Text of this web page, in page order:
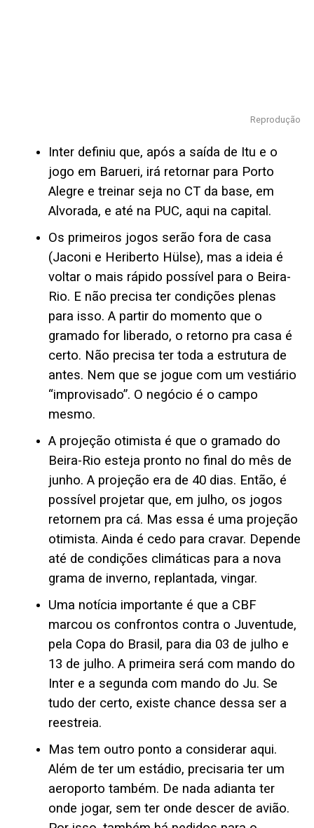
Reprodução
Inter definiu que, após a saída de Itu e o
jogo em Barueri, irá retornar para Porto
Alegre e treinar seja no CT da base, em
Alvorada, e até na PUC, aqui na capital.
Os primeiros jogos serão fora de casa
(Jaconi e Heriberto Hülse), mas a ideia é
voltar o mais rápido possível para o Beira-
Rio. E não precisa ter condições plenas
para isso. A partir do momento que o
gramado for liberado, o retorno pra casa é
certo. Não precisa ter toda a estrutura de
antes. Nem que se jogue com um vestiário
“improvisado”. O negócio é o campo
mesmo.
A projeção otimista é que o gramado do
Beira-Rio esteja pronto no final do mês de
junho. A projeção era de 40 dias. Então, é
possível projetar que, em julho, os jogos
retornem pra cá. Mas essa é uma projeção
otimista. Ainda é cedo para cravar. Depende
até de condições climáticas para a nova
grama de inverno, replantada, vingar.
Uma notícia importante é que a CBF
marcou os confrontos contra o Juventude,
pela Copa do Brasil, para dia 03 de julho e
13 de julho. A primeira será com mando do
Inter e a segunda com mando do Ju. Se
tudo der certo, existe chance dessa ser a
reestreia.
Mas tem outro ponto a considerar aqui.
Além de ter um estádio, precisaria ter um
aeroporto também. De nada adianta ter
onde jogar, sem ter onde descer de avião.